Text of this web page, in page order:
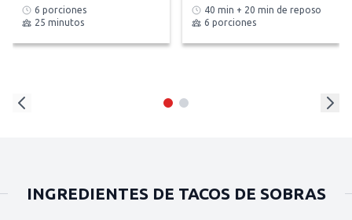
6 porciones
25 minutos
40 min + 20 min de reposo
6 porciones
INGREDIENTES DE TACOS DE SOBRAS